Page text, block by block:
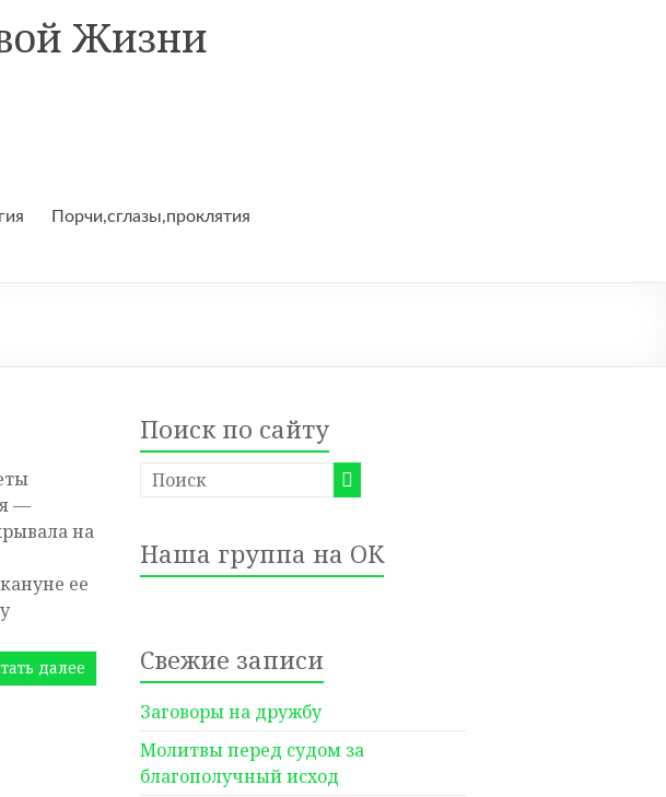
Жизни
Порчи,сглазы,проклятия
—
на
ее
далее
Поиск по сайту
Наша группа на ОК
Свежие записи
Заговоры на дружбу
Молитвы перед судом за
благополучный исход